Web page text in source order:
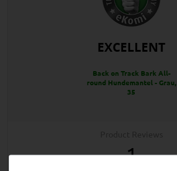
EXCELLENT
Back on Track Bark All-
round Hundemantel - Grau,
35
1